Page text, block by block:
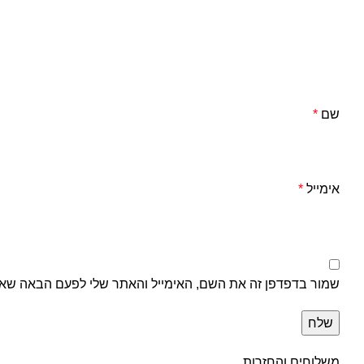
שם *
אימייל *
שמור בדפדפן זה את השם, האימייל והאתר שלי לפעם הבאה